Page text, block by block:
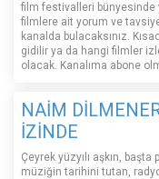
film festivalleri bünyesinde
filmlere ait yorum ve
kanalda bulacaksınız.
gidilir ya da hangi filmler
olacak. Kanalıma abone
NAİM
İZİNDE
Çeyrek yüzyılı aşkın,
müziğin tarihini tutan,